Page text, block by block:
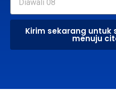
Kirim sekarang untuk
menuju